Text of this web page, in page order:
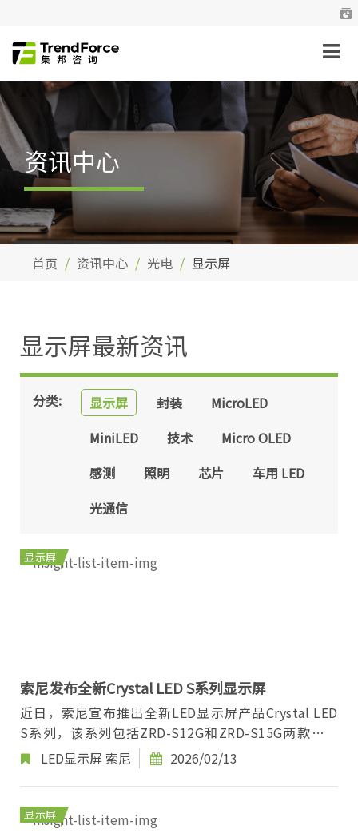
资讯中心
首页 资讯中心 光电 显示屏
显示屏最新资讯
分类: 显示屏 封装
MicroLED
MiniLED
技术
Micro OLED
感测
照明 芯片
车用 LED
光通信
显示屏
索尼发布全新Crystal LED S系列显示屏
近日，索尼宣布推出全新LED显示屏产品Crystal LED
S系列，该系列包括ZRD-S12G和ZRD-S15G两款超薄
型号，旨在通过高亮度、精准的自然色彩还原以及低
LED显示屏索尼 2026/02/13
显示屏